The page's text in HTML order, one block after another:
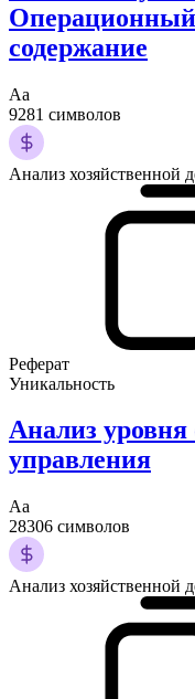
содержание
Аа
9281 символов
Анализ хозяйственной
Реферат
Уникальность
Анализ
управления
Аа
28306 символов
Анализ хозяйственной